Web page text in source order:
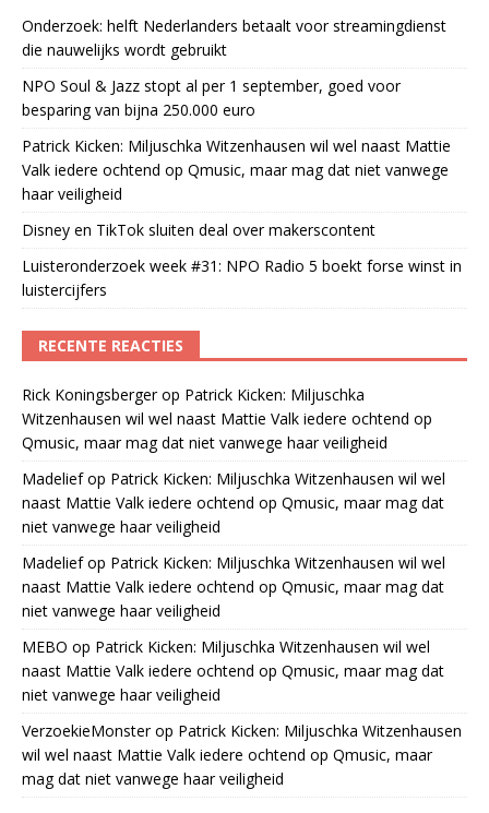
Onderzoek: helft Nederlanders betaalt voor streamingdienst
die nauwelijks wordt gebruikt
NPO Soul & Jazz stopt al per 1 september, goed voor
besparing van bijna 250.000 euro
Patrick Kicken: Miljuschka Witzenhausen wil wel naast Mattie
Valk iedere ochtend op Qmusic, maar mag dat niet vanwege
haar veiligheid
Disney en TikTok sluiten deal over makerscontent
Luisteronderzoek week #31: NPO Radio 5 boekt forse winst in
luistercijfers
RECENTE REACTIES
Rick Koningsbergerop Patrick Kicken: Miljuschka
Witzenhausen wil wel naast Mattie Valk iedere ochtend op
Qmusic, maar mag dat niet vanwege haar veiligheid
Madeliefop Patrick Kicken: Miljuschka Witzenhausen wil wel
naast Mattie Valk iedere ochtend op Qmusic, maar mag dat
niet vanwege haar veiligheid
Madeliefop Patrick Kicken: Miljuschka Witzenhausen wil wel
naast Mattie Valk iedere ochtend op Qmusic, maar mag dat
niet vanwege haar veiligheid
MEBO op Patrick Kicken: Miljuschka Witzenhausen wil wel
naast Mattie Valk iedere ochtend op Qmusic, maar mag dat
niet vanwege haar veiligheid
VerzoekieMonsterop Patrick Kicken: Miljuschka Witzenhausen
wil wel naast Mattie Valk iedere ochtend op Qmusic, maar
mag dat niet vanwege haar veiligheid